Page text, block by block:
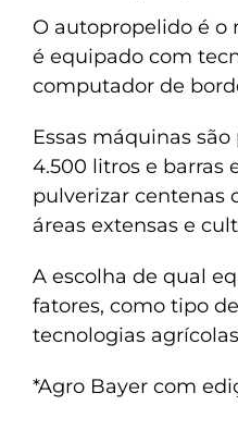
O autopropelido é o
é equipado com
computador de
Essas máquinas
4.500 litros e barras
pulverizar centenas
áreas extensas e
A escolha de qual
fatores, como tipo
tecnologias
*Agro Bayer com